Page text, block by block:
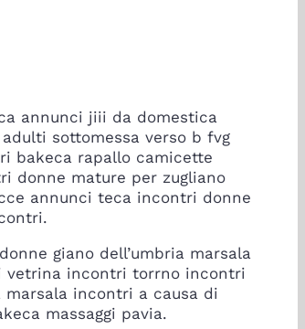
annunci jiii da domestica
sottomessa verso b fvg
bakeca rapallo camicette
donne mature per zugliano
annunci teca incontri donne
giano dell’umbria marsala
vetrina incontri torrno incontri
marsala incontri a causa di
massaggi pavia.